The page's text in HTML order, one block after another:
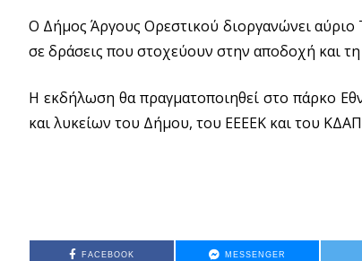
Ο Δήμος Άργους Ορεστικού διοργανώνει
σε δράσεις που στοχεύουν στην αποδοχή και
Η εκδήλωση θα πραγματοποιηθεί στο πάρκο
και λυκείων του Δήμου, του ΕΕΕΕΚ και του
FACEBOOK MESSENGER